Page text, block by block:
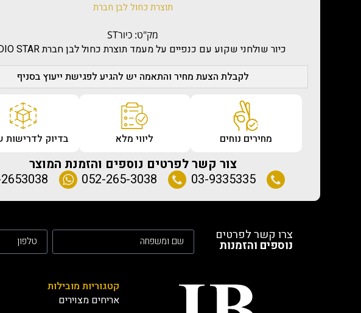
תוצרת כחול לבן חברת
מק"ט: כיורST
כיור שולחני שקוע עם כנפיים על מעמד תוצרת כחול לבן חברת STUDIO STAR
לקבלת הצעת מחיר והתאמה יש להגיע לפגישת ייעוץ בסניף
מחירים נוחים ליווי מלא בדיוק
צור קשר לפרטים נוספים והזמנת המוצר
03-9335335
052-265-3038
צרו קשר לפרטים
נוספים והזמנות
קטגוריות מובילות
אריחים מצוירים